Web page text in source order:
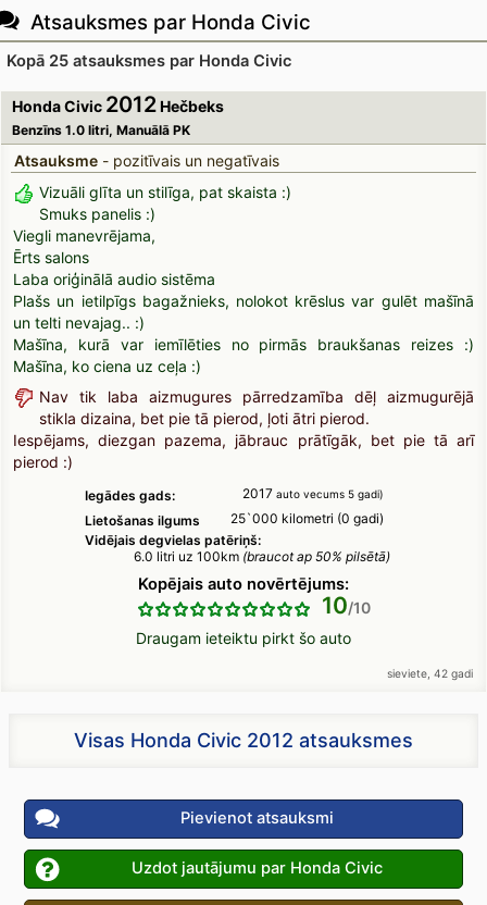
Atsauksmes par Honda Civic
Kopā 25 atsauksmes par Honda Civic
Honda Civic 2012Hečbeks
Benzīns 1.0 litri, Manuālā PK
Atsauksme- pozitīvais un negatīvais
Vizuāli glīta un stilīga, pat skaista :)
Smuks panelis :)
Viegli manevrējama,
Ērts salons
Laba oriģinālā audio sistēma
Plašs un ietilpīgs bagažnieks, nolokot krēslus var gulēt mašīnā
un telti nevajag.. :)
Mašīna, kurā var iemīlēties no pirmās braukšanas reizes :)
Mašīna, ko ciena uz ceļa :)
Nav tik laba aizmugures pārredzamība dēļ aizmugurējā
stikla dizaina, bet pie tā pierod, ļoti ātri pierod.
Iespējams, diezgan pazema, jābrauc prātīgāk, bet pie tā arī
pierod :)
Iegādes gads: 2017 auto vecums 5 gadi)
Lietošanas ilgums
25`000 kilometri (0 gadi)
Vidējais degvielas patēriņš:
6.0 litri uz 100km (braucot ap 50% pilsētā)
Kopējais auto novērtējums:
10
Draugam ieteiktu pirkt šo auto
sieviete, 42 gadi
Visas Honda Civic 2012 atsauksmes
Pievienot atsauksmi
Uzdot jautājumu par Honda Civic